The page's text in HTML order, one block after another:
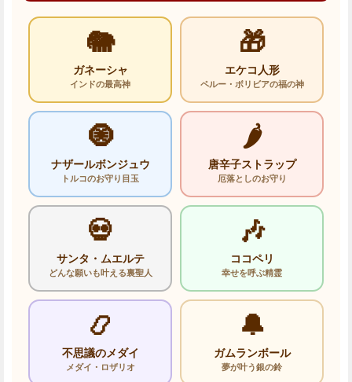
🐘
ガネーシャ
インドの最高神
🎁
エケコ人形
ペルー・ボリビアの福の神
🧿
ナザールボンジュウ
トルコのお守り目玉
🌶️
唐辛子ストラップ
厄落としのお守り
💀
サンタ・ムエルテ
どんな願いも叶える裏聖人
🎶
ココペリ
幸せを呼ぶ精霊
📿
不思議のメダイ
メダイ・ロザリオ
🔔
ガムランボール
夢が叶う銀の鈴